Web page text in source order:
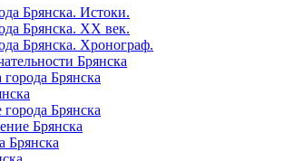
Брянска. Истоки.
Брянска. XX век.
Брянска. Хронограф.
Брянска
Брянска
Брянска
Брянска
Брянска